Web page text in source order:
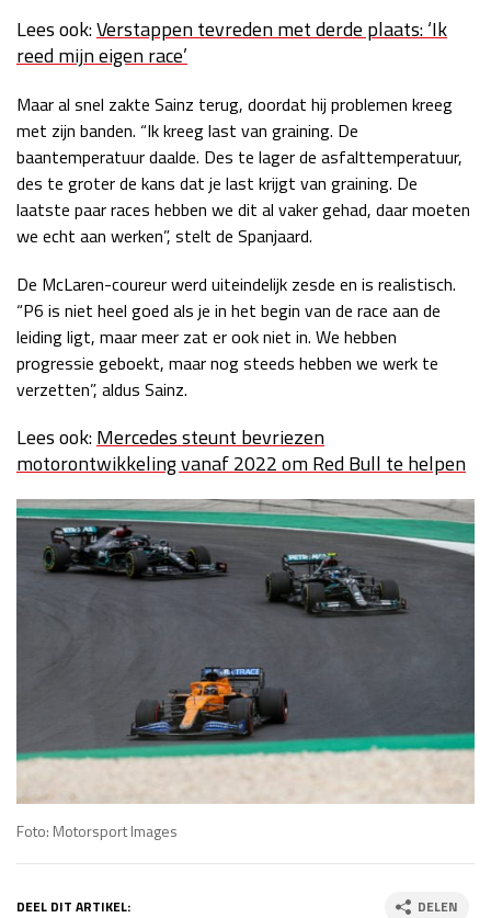
Race
zo 05:00 - 07:00
GP QATAR 2026 27 - 29 nov
Kwalificatie
za 19:00 - 20:00
Race
zo 17:00 - 19:00
Race
zo 14:00 - 16:00
Lees ook:Verstappen tevreden met derde plaats: ‘Ik
reed mijn eigen race’
Maar al snel zakte Sainz terug, doordat hij problemen kreeg
met zijn banden. “Ik kreeg last van graining. De
baantemperatuur daalde. Des te lager de asfalttemperatuur,
des te groter de kans dat je last krijgt van graining. De
laatste paar races hebben we dit al vaker gehad, daar moeten
we echt aan werken”, stelt de Spanjaard.
De McLaren-coureur werd uiteindelijk zesde en is realistisch.
“P6 is niet heel goed als je in het begin van de race aan de
leiding ligt, maar meer zat er ook niet in. We hebben
progressie geboekt, maar nog steeds hebben we werk te
verzetten”, aldus Sainz.
Lees ook:Mercedes steunt bevriezen
motorontwikkeling vanaf 2022 om Red Bull te helpen
Foto: Motorsport Images
DEEL DIT ARTIKEL: DELEN